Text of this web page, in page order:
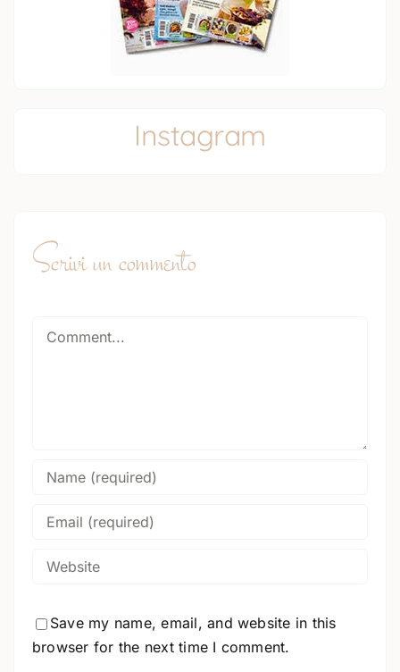
Instagram
Scrivi un commento
Save my name, email, and website in this
browser for the next time I comment.